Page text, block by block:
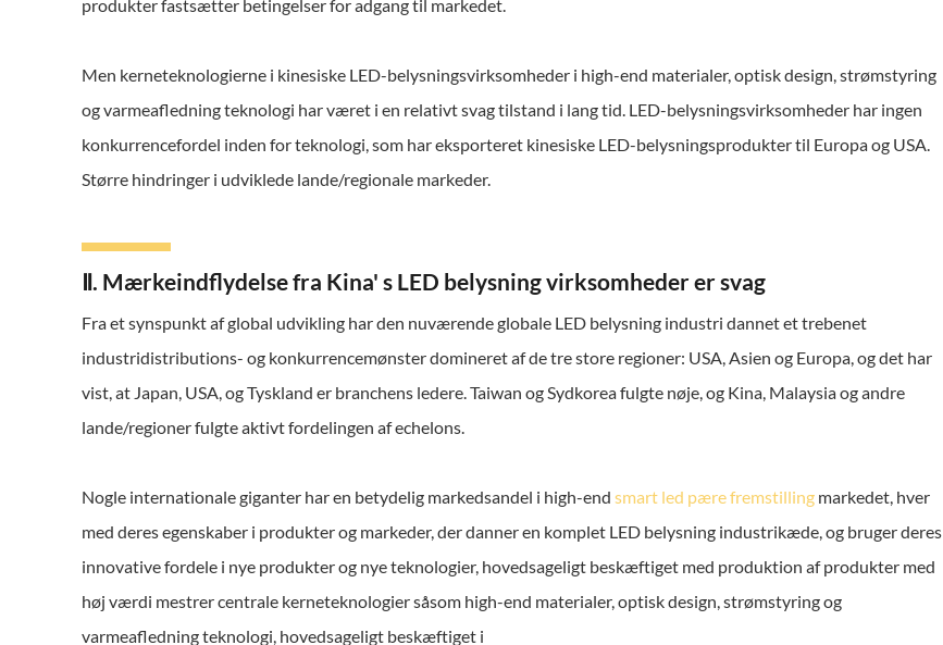
produkter fastsætter betingelser for adgang til markedet.
Men kerneteknologierne i kinesiske LED-belysningsvirksomheder i high-end materialer, optisk design, strømstyring
og varmeafledning teknologi har været i en relativt svag tilstand i lang tid. LED-belysningsvirksomheder har ingen
konkurrencefordel inden for teknologi, som har eksporteret kinesiske LED-belysningsprodukter til Europa og USA.
Større hindringer i udviklede lande/regionale markeder.
Ⅱ. Mærkeindflydelse fra Kina' s LED belysning virksomheder er svag
Fra et synspunkt af global udvikling har den nuværende globale LED belysning industri dannet et trebenet
industridistributions- og konkurrencemønster domineret af de tre store regioner: USA, Asien og Europa, og det har
vist, at Japan, USA, og Tyskland er branchens ledere. Taiwan og Sydkorea fulgte nøje, og Kina, Malaysia og andre
lande/regioner fulgte aktivt fordelingen af echelons.
Nogle internationale giganter har en betydelig markedsandel i high-end smart led pære fremstilling markedet, hver
med deres egenskaber i produkter og markeder, der danner en komplet LED belysning industrikæde, og bruger deres
innovative fordele i nye produkter og nye teknologier, hovedsageligt beskæftiget med produktion af produkter med
høj værdi mestrer centrale kerneteknologier såsom high-end materialer, optisk design, strømstyring og
varmeafledning teknologi, hovedsageligt beskæftiget i